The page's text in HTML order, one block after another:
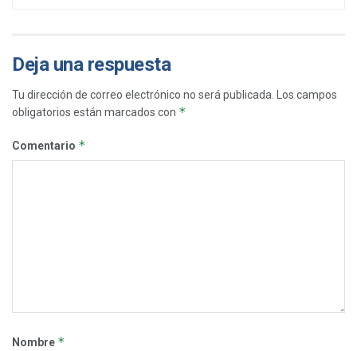
Deja una respuesta
Tu dirección de correo electrónico no será publicada.
Los campos
obligatorios están marcados con *
Comentario *
Nombre *